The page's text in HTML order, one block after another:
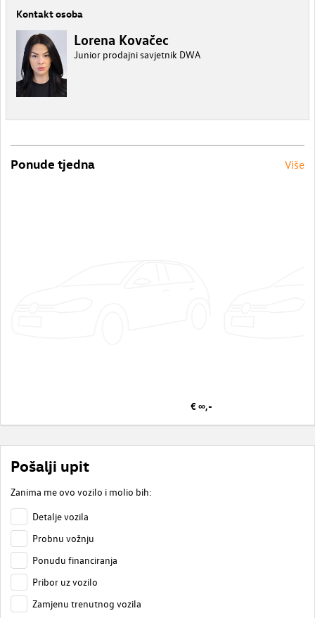
Kontakt osoba
Lorena Kovačec
Junior prodajni savjetnik DWA
Ponude tjedna Više
€ ∞,-
Pošalji upit
Zanima me ovo vozilo i molio bih:
Detalje vozila
Probnu vožnju
Ponudu financiranja
Pribor uz vozilo
Zamjenu trenutnog vozila